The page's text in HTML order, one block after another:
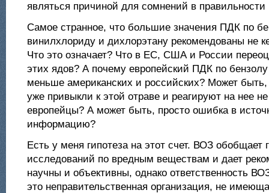
являться причиной для сомнений в правильности
Самое странное, что большие значения ПДК по
винилхлориду и дихлорэтану рекомендованы не
Что это означает? Что в ЕС, США и России
этих ядов? А почему европейский ПДК по
меньше американских и российских? Может
уже привыкли к этой отраве и реагируют на нее не
европейцы? А может быть, просто ошибка в
информацию?
Есть у меня гипотеза на этот счет. ВОЗ обобщает
исследований по вредным веществам и дает
научны и объективны, однако ответственность
это неправительственная организация, не